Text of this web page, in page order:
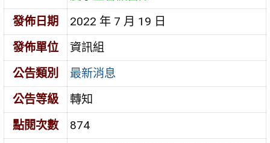
發佈日期
2022 年 7 月 19 日
發佈單位
資訊組
公告類別
最新消息
公告等級
轉知
點閱次數
874